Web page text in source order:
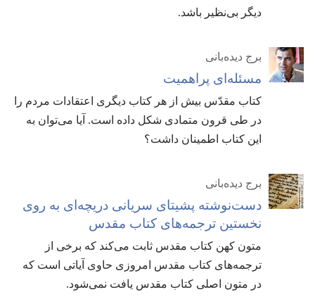
دیگر بی‌نظیر باشد.‏
برج دیده‌بانی
مسئله‌ای پراهمیت
کتاب مقدّس بیش از هر کتاب دیگری اعتقادات مردم را
در طی قرون متمادی شکل داده است.‏ آیا می‌توان به
این کتاب اطمینان داشت؟‏
برج دیده‌بانی
دست‌نوشته پشیتای سریانی دریچه‌ای به روی
نخستین ترجمه‌های کتاب مقدس
متون کهن کتاب مقدس ثابت می‌کند که برخی از
ترجمه‌های کتاب مقدس امروزی حاوی آیاتی است که
در متون اصلی کتاب مقدس یافت نمی‌شود.‏